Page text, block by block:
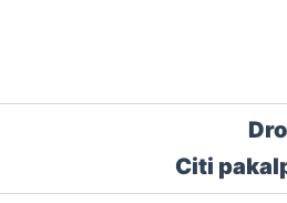
Citi